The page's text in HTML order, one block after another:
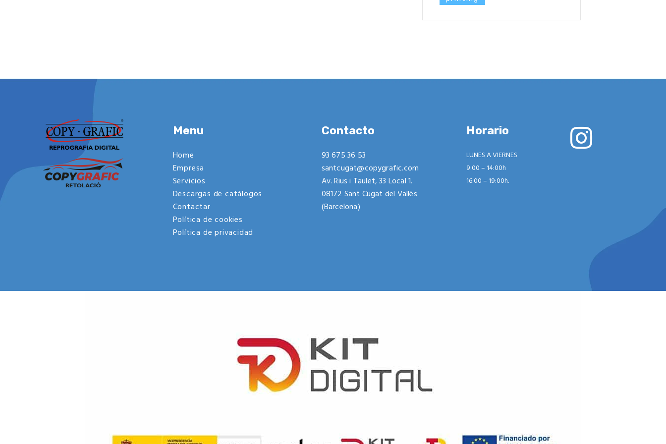
Menu
Home
Empresa
Servicios
Descargas de catálogos
Contactar
Política de cookies
Política de privacidad
Contacto
93 675 36 53
santcugat@copygrafic.com
Av. Rius i Taulet, 33 Local 1.
08172 Sant Cugat del Vallès
(Barcelona)
Horario
LUNES A VIERNES
9:00 – 14:00h
16:00 – 19:00h.